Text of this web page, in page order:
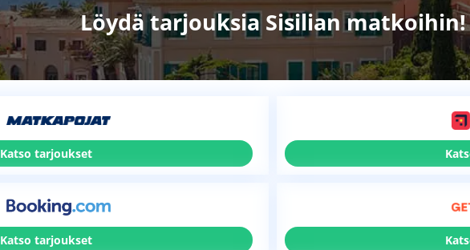
Löydä tarjouksia Sisilian matkoihin!
Katso tarjoukset
Katso tarjoukset